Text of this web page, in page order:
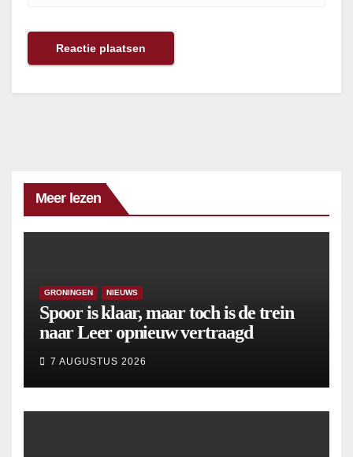
Meer lezen
GRONINGEN NIEUWS
Spoor is klaar, maar toch is de trein
naar Leer opnieuw vertraagd
7 AUGUSTUS 2026